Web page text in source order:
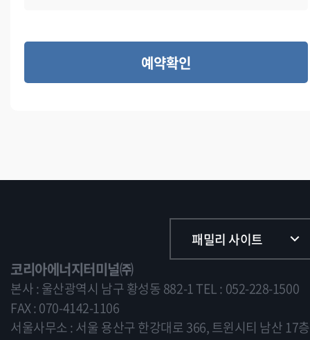
예약확인
코리아에너지터미널㈜
본사 : 울산광역시 남구 황성동 882-1TEL : 052-228-1500
FAX : 070-4142-1106
서울사무소 : 서울 용산구 한강대로 366, 트윈시티 남산 17층
패밀리 사이트